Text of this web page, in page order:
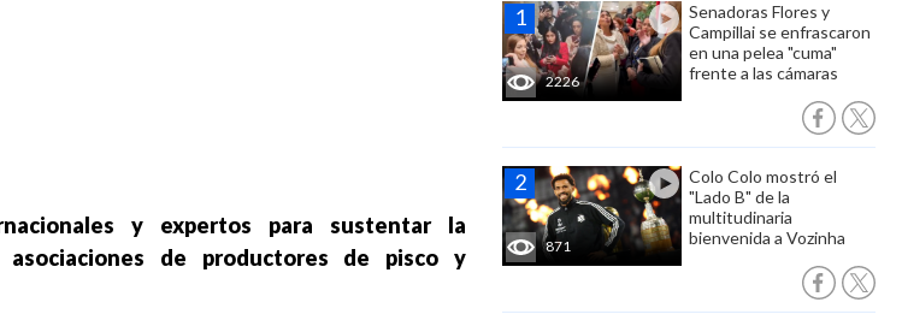
2226
Senadoras Flores y
Campillai se enfrascaron
en una pelea "cuma"
frente a las cámaras
871
Colo Colo mostró el
"Lado B" de la
multitudinaria
bienvenida a Vozinha
y expertos para sustentar la
asociaciones de productores de pisco y